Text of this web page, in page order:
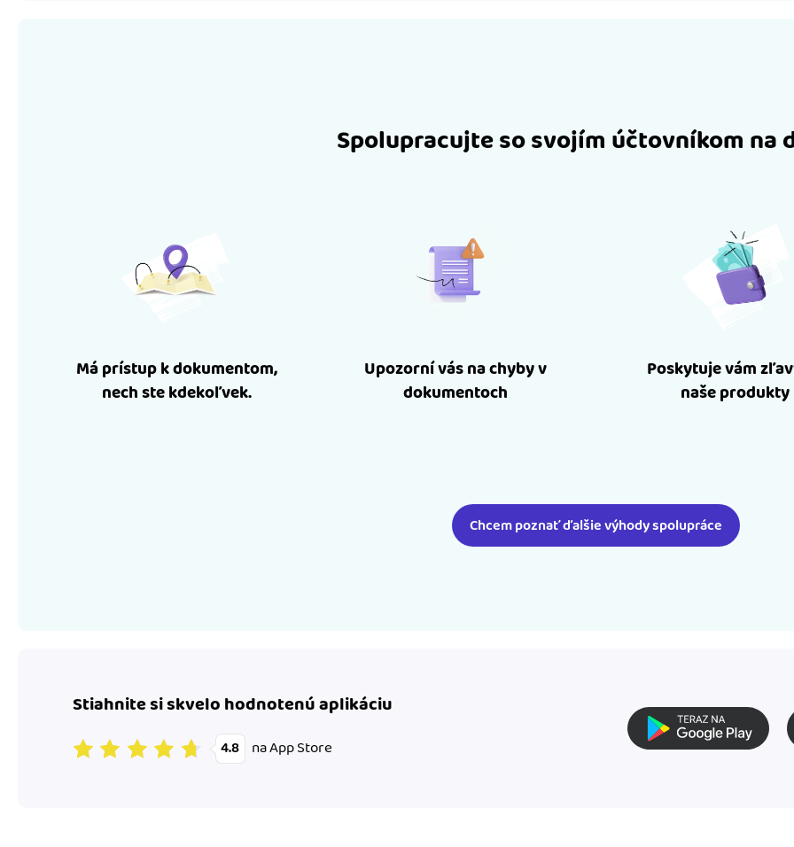
Spolupracujte so svojím účtovníkom na
Má prístup k dokumentom,
nech ste kdekoľvek.
Upozorní vás na chyby v
dokumentoch
Poskytuje vám
naše produkty
Chcem poznať ďalšie výhody spolupráce
Stiahnite si skvelo hodnotenú aplikáciu
4.8 na App Store